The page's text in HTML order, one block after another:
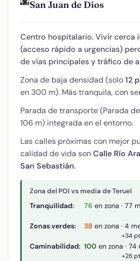
San Juan de Dios
Centro hospitalario. Vivir cerca
(acceso rápido a urgencias)
de vías principales y tráfico de
Zona de baja densidad (solo12
en 300 m). Más tranquila, con
Parada de transporte (Parada
106 m) integrada en el entorno.
Las calles próximas con mejor
calidad de vida sonCalle Río
San Sebastián.
Zona del POI vs media de Teruel
Tranquilidad: 76 en zona · 77
Zonas verdes: 38 en zona · 4
+34
Caminabilidad: 100 en zona ·
+26